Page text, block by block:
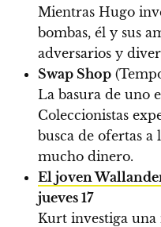
Mientras Hugo
bombas, él y sus
adversarios y
Swap Shop
La basura de uno
Coleccionistas
busca de ofertas a
mucho dinero.
El joven
jueves 17
Kurt investiga